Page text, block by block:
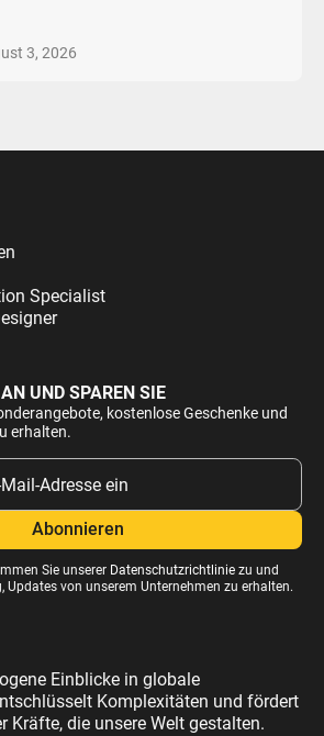
3, 2026
Specialist
UND SPAREN SIE
kostenlose Geschenke und
erhalten.
Sie unserer Datenschutzrichtliniezu und
Updates von unserem Unternehmen zu erhalten.
Einblicke in globale
Komplexitäten und fördert
Kräfte, die unsere Welt gestalten.